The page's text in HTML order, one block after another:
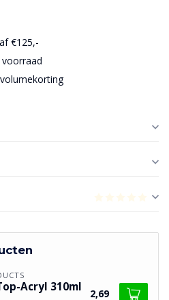
€125,-
Acryl 310ml 2,69